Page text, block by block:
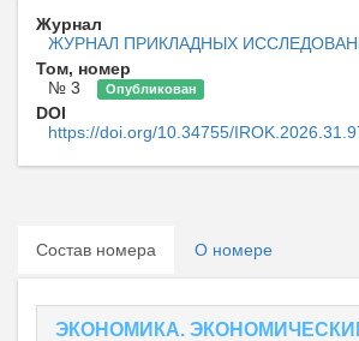
Журнал
ЖУРНАЛ ПРИКЛАДНЫХ
Том, номер
№ 3
Опубликован
DOI
https://doi.org/10.34755/
Состав номера О номере
ЭКОНОМИКА.